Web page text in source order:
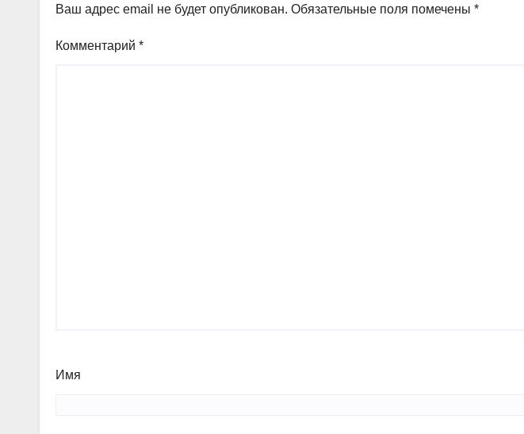
Ваш адрес email не будет опубликован. Обязательные поля помечены *
Комментарий *
Имя